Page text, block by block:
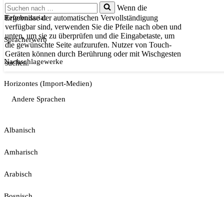
Suchen
nach …
Wenn die
Ergebnisse der automatischen Vervollständigung
verfügbar sind, verwenden Sie die Pfeile nach oben und
unten, um sie zu überprüfen und die Eingabetaste, um
die gewünschte Seite aufzurufen. Nutzer von Touch-
Geräten können durch Berührung oder mit Wischgesten
suchen.
Referendariat
Spracherwerb
Nachschlagewerke
Horizontes (Import-Medien)
Andere Sprachen
Albanisch
Amharisch
Arabisch